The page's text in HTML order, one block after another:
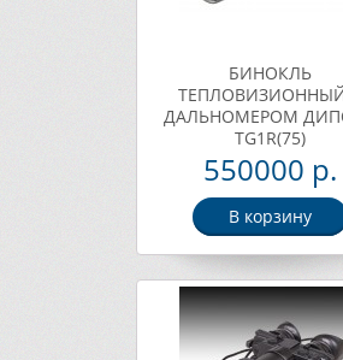
БИНОКЛЬ
ДАЛЬНОМЕРОМ
TG1R(75)
550000 р.
В корзину